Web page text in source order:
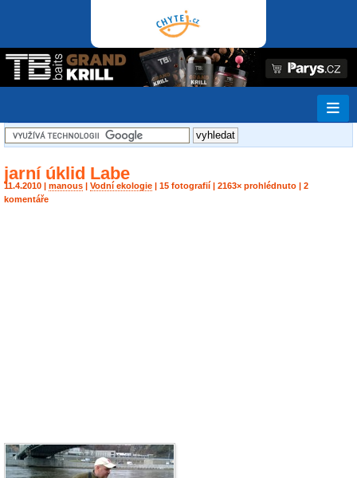
jarní úklid Labe
11.4.2010 | manous Vodní ekologie | 15 fotografií | 2163× prohlédnuto | 2
komentáře